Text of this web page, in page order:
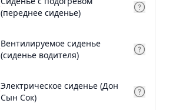
(переднее сиденье)
Вентилируемое сиденье
(сиденье водителя)
Электрическое сиденье (Дон
Сын Сок)